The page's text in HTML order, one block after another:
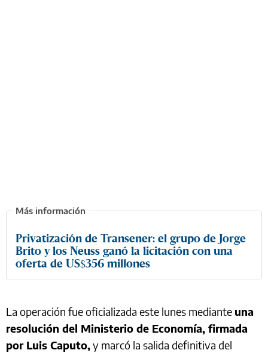
Privatización de Transener: el grupo de Jorge
Brito y los Neuss ganó la licitación con una
oferta de US$356 millones
La operación fue oficializada este lunes mediante una
resolución del Ministerio de Economía, firmada
por Luis Caputo,y marcó la salida definitiva del